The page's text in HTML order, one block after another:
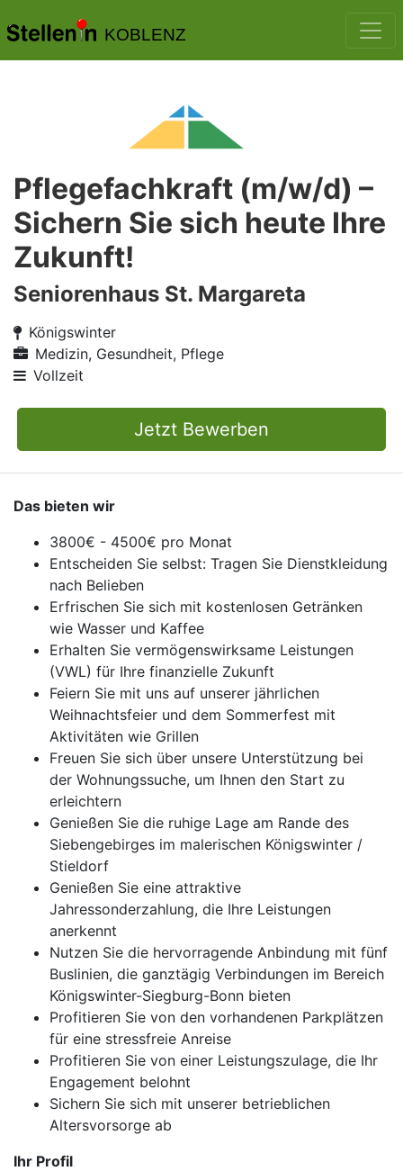
KOBLENZ
Pflegefachkraft (m/w/d) –
Sichern Sie sich heute Ihre
Zukunft!
Seniorenhaus St. Margareta
Königswinter
Medizin, Gesundheit, Pflege
Vollzeit
Jetzt Bewerben
Das bieten wir
3800€ - 4500€ pro Monat
Entscheiden Sie selbst: Tragen Sie Dienstkleidung
nach Belieben
Erfrischen Sie sich mit kostenlosen Getränken
wie Wasser und Kaffee
Erhalten Sie vermögenswirksame Leistungen
(VWL) für Ihre finanzielle Zukunft
Feiern Sie mit uns auf unserer jährlichen
Weihnachtsfeier und dem Sommerfest mit
Aktivitäten wie Grillen
Freuen Sie sich über unsere Unterstützung bei
der Wohnungssuche, um Ihnen den Start zu
erleichtern
Genießen Sie die ruhige Lage am Rande des
Siebengebirges im malerischen Königswinter /
Stieldorf
Genießen Sie eine attraktive
Jahressonderzahlung, die Ihre Leistungen
anerkennt
Nutzen Sie die hervorragende Anbindung mit fünf
Buslinien, die ganztägig Verbindungen im Bereich
Königswinter-Siegburg-Bonn bieten
Profitieren Sie von den vorhandenen Parkplätzen
für eine stressfreie Anreise
Profitieren Sie von einer Leistungszulage, die Ihr
Engagement belohnt
Sichern Sie sich mit unserer betrieblichen
Altersvorsorge ab
Ihr Profil